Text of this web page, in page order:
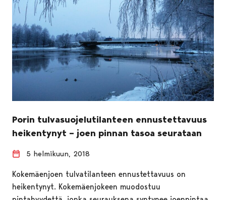
Porin tulvasuojelutilanteen ennustettavuus
heikentynyt – joen pinnan tasoa seurataan
5 helmikuun, 2018
Kokemäenjoen tulvatilanteen ennustettavuus on
heikentynyt. Kokemäenjokeen muodostuu